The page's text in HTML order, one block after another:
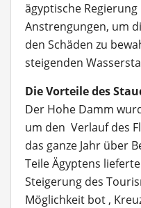
ägyptische
Anstrengungen, um
den Schäden zu
steigenden
Die Vorteile des
Der Hohe Damm
um den Verlauf des
das ganze Jahr über
Teile Ägyptens
Steigerung des
Möglichkeit bot ,